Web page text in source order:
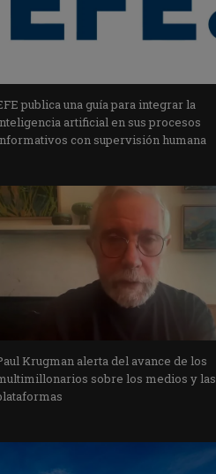
publica una guía para integrar la
artificial en sus procesos
con supervisión humana
Krugman alerta del avance de los
sobre los medios y las